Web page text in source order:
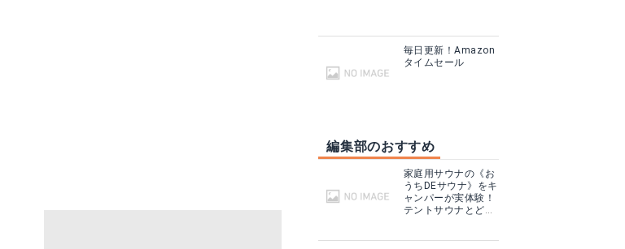
毎日更新！Amazon
タイムセール
編集部のおすすめ
家庭用サウナの《お
うちDEサウナ》をキ
ャンパーが実体験！
テントサウナとどこ